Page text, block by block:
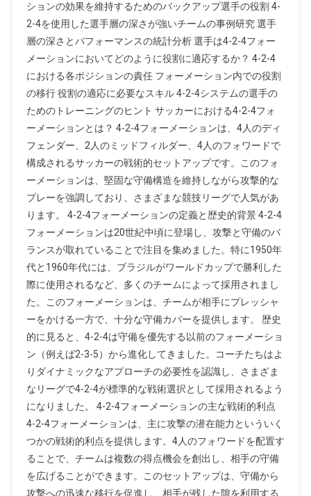
割
の
適
応
ションの効果を維持するためのバックアップ選手の役割 4-
2-4を使用した選手層の深さが強いチームの事例研究 選手
層の深さとパフォーマンスの統計分析 選手は4-2-4フォー
メーションにおいてどのように役割に適応するか？ 4-2-4
における各ポジションの責任 フォーメーション内での役割
の移行 役割の適応に必要なスキル 4-2-4システムの選手の
ためのトレーニングのヒント サッカーにおける4-2-4フォ
ーメーションとは？ 4-2-4フォーメーションは、4人のディ
フェンダー、2人のミッドフィルダー、4人のフォワードで
構成されるサッカーの戦術的セットアップです。このフォ
ーメーションは、堅固な守備構造を維持しながら攻撃的な
プレーを強調しており、さまざまな競技リーグで人気があ
ります。 4-2-4フォーメーションの定義と歴史的背景 4-2-4
フォーメーションは20世紀中頃に登場し、攻撃と守備のバ
ランスが取れていることで注目を集めました。特に1950年
代と1960年代には、ブラジルがワールドカップで勝利した
際に使用されるなど、多くのチームによって採用されまし
た。このフォーメーションは、チームが相手にプレッシャ
ーをかける一方で、十分な守備カバーを提供します。 歴史
的に見ると、4-2-4は守備を優先する以前のフォーメーショ
ン（例えば2-3-5）から進化してきました。コーチたちはよ
りダイナミックなアプローチの必要性を認識し、さまざま
なリーグで4-2-4が標準的な戦術選択として採用されるよう
になりました。 4-2-4フォーメーションの主な戦術的利点
4-2-4フォーメーションは、主に攻撃の潜在能力といういく
つかの戦術的利点を提供します。4人のフォワードを配置す
ることで、チームは複数の得点機会を創出し、相手の守備
を広げることができます。このセットアップは、守備から
攻撃への迅速な移行を促進し、相手が残した隙を利用する